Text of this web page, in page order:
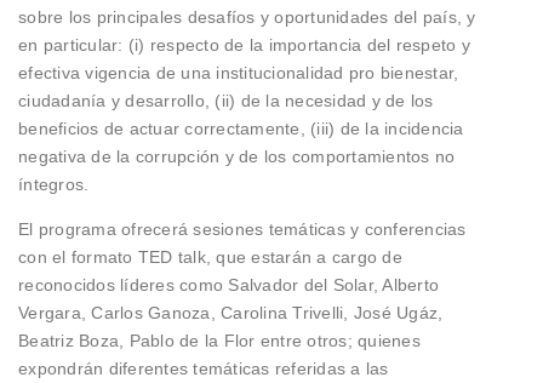
sobre los principales desafíos y oportunidades del país, y
en particular: (i) respecto de la importancia del respeto y
efectiva vigencia de una institucionalidad pro bienestar,
ciudadanía y desarrollo, (ii) de la necesidad y de los
beneficios de actuar correctamente, (iii) de la incidencia
negativa de la corrupción y de los comportamientos no
íntegros.
El programa ofrecerá sesiones temáticas y conferencias
con el formato TED talk, que estarán a cargo de
reconocidos líderes como Salvador del Solar, Alberto
Vergara, Carlos Ganoza, Carolina Trivelli, José Ugáz,
Beatriz Boza, Pablo de la Flor entre otros; quienes
expondrán diferentes temáticas referidas a las